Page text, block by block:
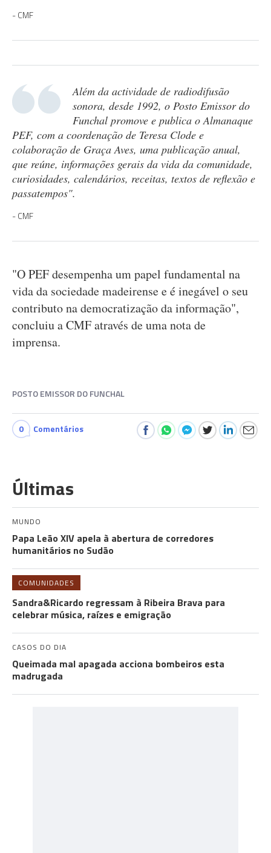
CMF
Além da actividade de radiodifusão
sonora, desde 1992, o Posto Emissor do
Funchal promove e publica o Almanaque
PEF, com a coordenação de Teresa Clode e
colaboração de Graça Aves, uma publicação anual,
que reúne, informações gerais da vida da comunidade,
curiosidades, calendários, receitas, textos de reflexão e
passatempos".
CMF
"O PEF desempenha um papel fundamental na
vida da sociedade madeirense e é inegável o seu
contributo na democratização da informação",
concluiu a CMF através de uma nota de
imprensa.
POSTO EMISSOR DO FUNCHAL
0 Comentários
Últimas
MUNDO
Papa Leão XIV apela à abertura de corredores
humanitários no Sudão
COMUNIDADES
Sandra&Ricardo regressam à Ribeira Brava para
celebrar música, raízes e emigração
CASOS DO DIA
Queimada mal apagada acciona bombeiros esta
madrugada